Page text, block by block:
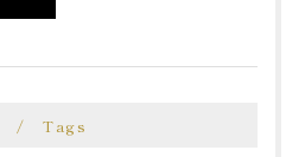
Tags